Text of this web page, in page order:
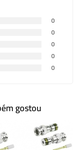
0
0
0
0
0
gostou